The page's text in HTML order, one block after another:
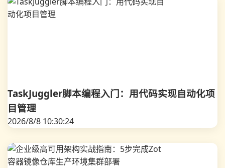
TaskJuggler脚本编程入门：用代码实现自动化项
目管理
2026/8/8 10:30:24